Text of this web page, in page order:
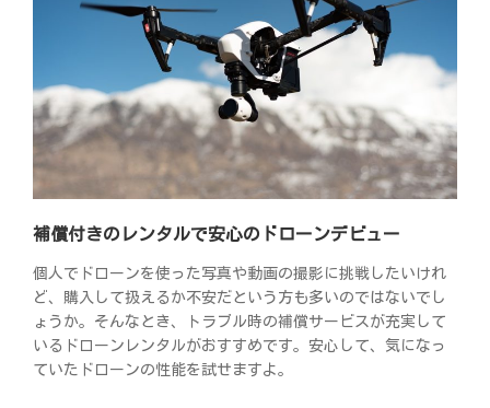
補償付きのレンタルで安心のドローンデビュー
個人でドローンを使った写真や動画の撮影に挑戦したいけれ
ど、購入して扱えるか不安だという方も多いのではないでし
ょうか。そんなとき、トラブル時の補償サービスが充実して
いるドローンレンタルがおすすめです。安心して、気になっ
ていたドローンの性能を試せますよ。